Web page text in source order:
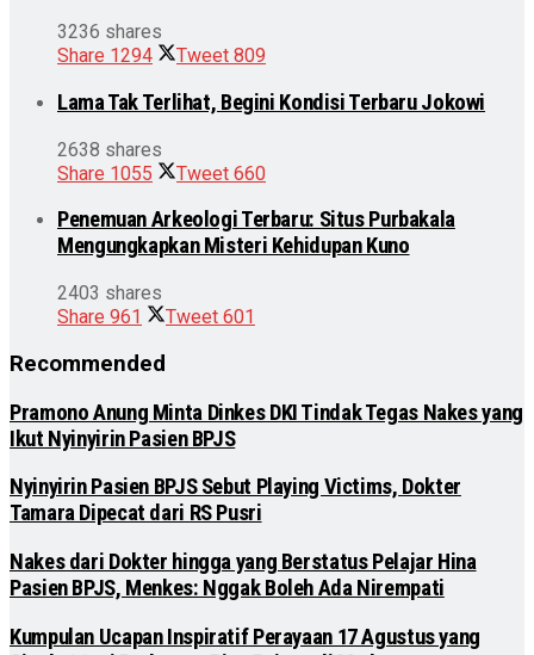
3236 shares
Share 1294 Tweet 809
Lama Tak Terlihat, Begini Kondisi Terbaru Jokowi
2638 shares
Share 1055 Tweet 660
Penemuan Arkeologi Terbaru: Situs Purbakala
Mengungkapkan Misteri Kehidupan Kuno
2403 shares
Share 961 Tweet 601
Recommended
Pramono Anung Minta Dinkes DKI Tindak Tegas Nakes yang
Ikut Nyinyirin Pasien BPJS
Nyinyirin Pasien BPJS Sebut Playing Victims, Dokter
Tamara Dipecat dari RS Pusri
Nakes dari Dokter hingga yang Berstatus Pelajar Hina
Pasien BPJS, Menkes: Nggak Boleh Ada Nirempati
Kumpulan Ucapan Inspiratif Perayaan 17 Agustus yang